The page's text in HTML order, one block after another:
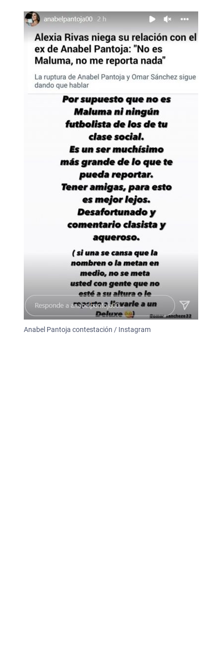
Anabel Pantoja contestación / Instagram